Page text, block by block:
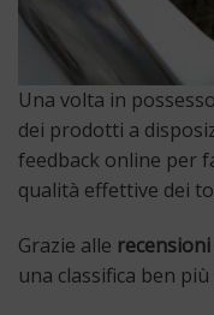
Una volta in
dei prodotti a
feedback online per
qualità effettive dei
Grazie alle recensioni
una classifica ben